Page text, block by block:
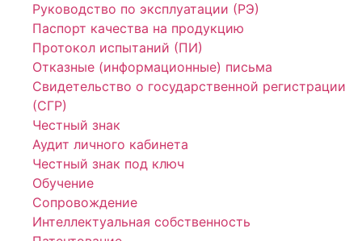
Руководство по эксплуатации (РЭ)
Паспорт качества на продукцию
Протокол испытаний (ПИ)
Отказные (информационные) письма
Свидетельство о государственной регистрации
(СГР)
Честный знак
Аудит личного кабинета
Честный знак под ключ
Обучение
Сопровождение
Интеллектуальная собственность